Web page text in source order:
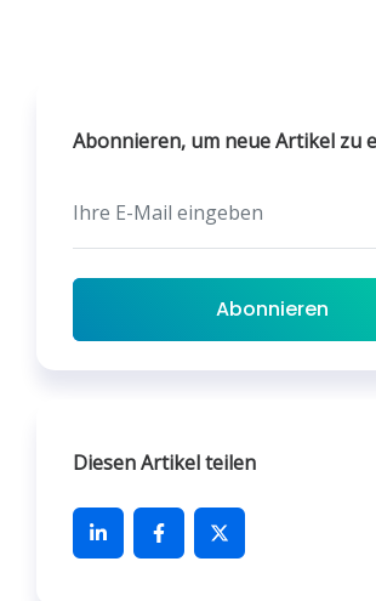
Abonnieren, um neue Artikel zu
Abonnieren
Diesen Artikel teilen